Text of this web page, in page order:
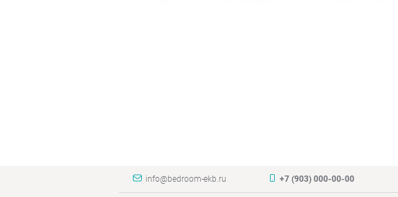
info@bedroom-ekb.ru +7 (903) 000-00-00